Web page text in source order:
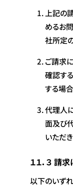
上記の
めるお
社所定
ご請求
確認す
する場
代理人
面及び
いただ
１１．３ 請
以下のいず